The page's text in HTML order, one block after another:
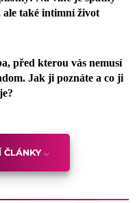
ale také intimní život
před kterou vás nemusí
Jak ji poznáte a co ji